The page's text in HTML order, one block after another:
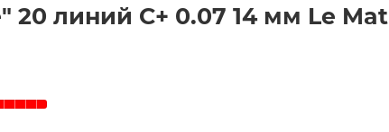
линий C+ 0.07 14 мм Le Mat